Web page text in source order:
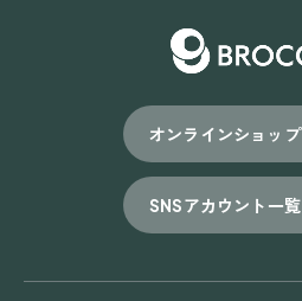
オンラインショップ
SNSアカウント一覧